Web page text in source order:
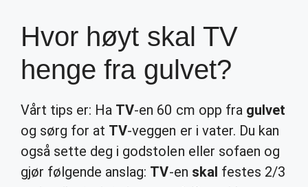
Hvor høyt skal TV
henge fra gulvet?
Vårt tips er: Ha TV-en 60 cm opp fra gulvet
og sørg for at TV-veggen er i vater. Du kan
også sette deg i godstolen eller sofaen og
gjør følgende anslag: TV-en skal festes 2/3